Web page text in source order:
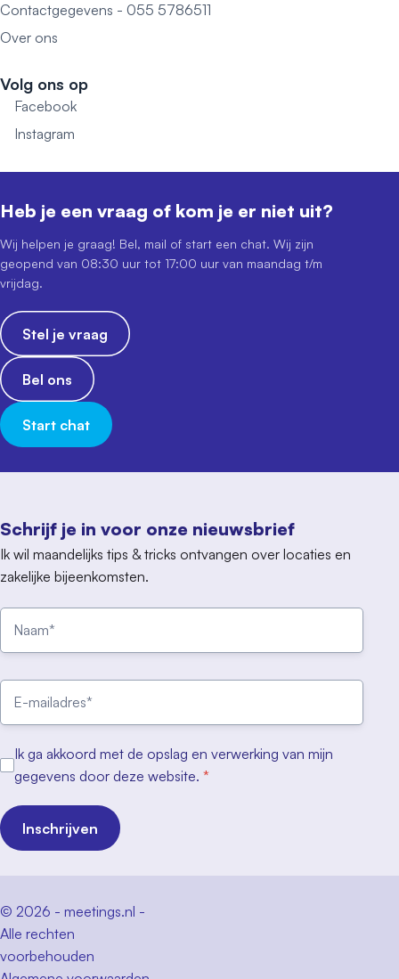
Contactgegevens - 055 5786511
Over ons
Volg ons op
Facebook
Instagram
Schrijf je in voor onze nieuwsbrief
Ik wil maandelijks tips & tricks ontvangen over locaties en
zakelijke bijeenkomsten.
Ik ga akkoord met de opslag en verwerking van mijn
gegevens door deze website. *
Inschrijven
Heb je een vraag of kom je er niet uit?
Wij helpen je graag! Bel, mail of start een chat. Wij zijn
geopend van 08:30 uur tot 17:00 uur van maandag t/m
vrijdag.
Stel je vraag
Bel ons
Start chat
© 2026 - meetings.nl -
Alle rechten
voorbehouden